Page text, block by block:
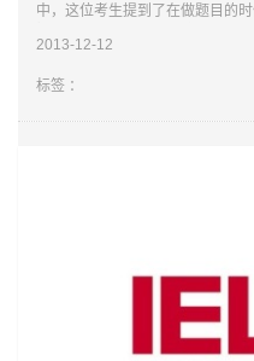
中，这位考生提到了在做题目的
详细内容
2013-12-12
标签 ：